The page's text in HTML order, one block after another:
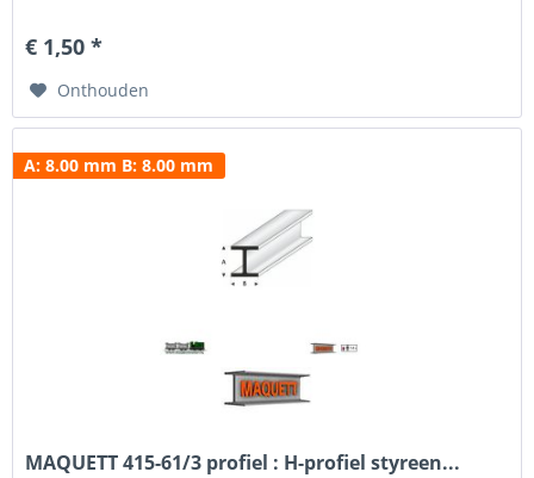
en weatheren hebben wij een uitgebreid programma verf...
€ 1,50 *
Onthouden
A: 8.00 mm B: 8.00 mm
MAQUETT 415-61/3 profiel : H-profiel styreen...